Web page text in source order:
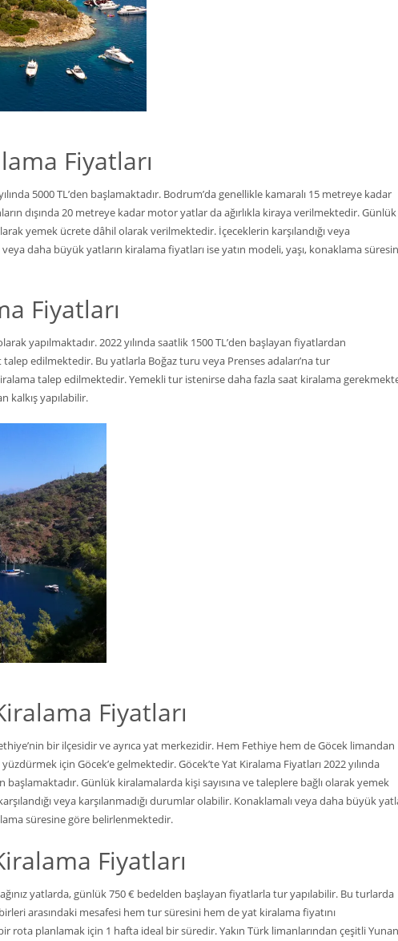
Fiyatları
5000 TL’den başlamaktadır. Bodrum’da genellikle kamaralı 15 metreye kadar
dışında 20 metreye kadar motor yatlar da ağırlıkla kiraya verilmektedir. Günlük
yemek ücrete dâhil olarak verilmektedir. İçeceklerin karşılandığı veya
daha büyük yatların kiralama fiyatları ise yatın modeli, yaşı, konaklama
Fiyatları
yapılmaktadır. 2022 yılında saatlik 1500 TL’den başlayan fiyatlardan
edilmektedir. Bu yatlarla Boğaz turu veya Prenses adaları’na tur
talep edilmektedir. Yemekli tur istenirse daha fazla saat kiralama
kalkış yapılabilir.
Fiyatları
bir ilçesidir ve ayrıca yat merkezidir. Hem Fethiye hem de Göcek limandan
için Göcek’e gelmektedir. Göcek’te Yat Kiralama Fiyatları 2022 yılında
başlamaktadır. Günlük kiralamalarda kişi sayısına ve taleplere bağlı olarak yemek
veya karşılanmadığı durumlar olabilir. Konaklamalı veya daha büyük
süresine göre belirlenmektedir.
Fiyatları
yatlarda, günlük 750 € bedelden başlayan fiyatlarla tur yapılabilir. Bu turlarda
arasındaki mesafesi hem tur süresini hem de yat kiralama fiyatını
rota planlamak için 1 hafta ideal bir süredir. Yakın Türk limanlarından çeşitli Yunan